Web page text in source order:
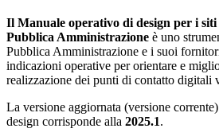
Il Manuale operativo di design per i
Pubblica Amministrazione è uno
Pubblica Amministrazione e i suoi
indicazioni operative per orientare e
realizzazione dei punti di contatto digitali
La versione aggiornata (versione
design corrisponde alla 2025.1.